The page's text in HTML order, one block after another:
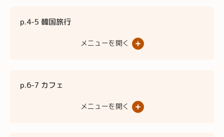
p.4-5 韓国旅行
メニューを開く
p.6-7 カフェ
メニューを開く